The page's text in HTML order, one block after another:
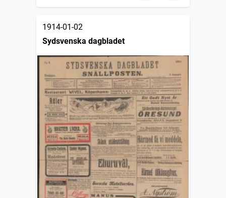
1914-01-02
Sydsvenska dagbladet